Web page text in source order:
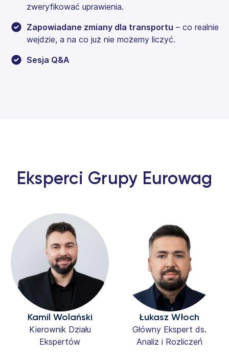
zweryfikować uprawienia.
Zapowiadane zmiany dla transportu – co realnie
wejdzie, a na co już nie możemy liczyć.
Sesja Q&A
Eksperci Grupy Eurowag
Kamil Wolański
Kierownik Działu
Ekspertów
Łukasz Włoch
Główny Ekspert ds.
Analiz i Rozliczeń